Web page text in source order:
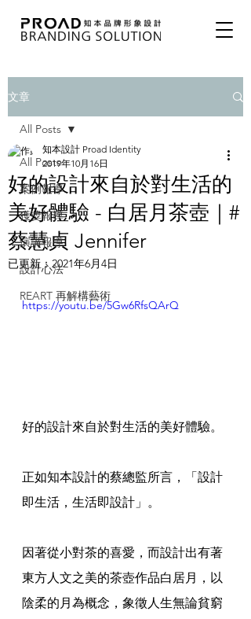
文章
All Posts
案例報導
獲獎報導
演講報導
設計心法
REART 再解構藝術
All Posts
好的設計來自於對生活的
美好體驗 - 白居月茶壺｜#
蔡慧貞 Jennifer
知本設計 Proad Identity
2019年10月16日
已更新： 2021年6月4日
https://youtu.be/5Gw6RfsQArQ
好的設計來自於對生活的美好體驗。
正如知本設計的蔡總監所言，「設計
即生活，生活即設計」。
因著從小對茶的喜愛，而設計出有著
東方人文之美的茶壺作品白居月，以
陰柔的月為概念，象徵人生無論貧窮